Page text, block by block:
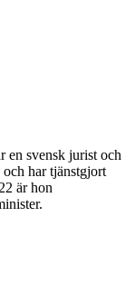
en svensk jurist och
har tjänstgjort
är hon